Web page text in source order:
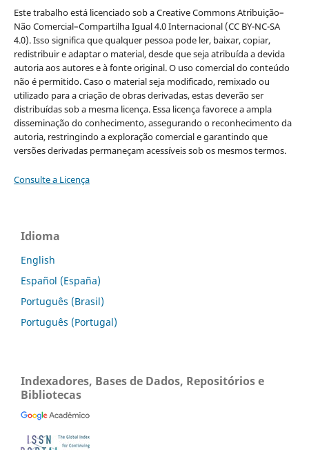
Este trabalho está licenciado sob a Creative Commons Atribuição–
Não Comercial–Compartilha Igual 4.0 Internacional (CC BY-NC-SA
4.0). Isso significa que qualquer pessoa pode ler, baixar, copiar,
redistribuir e adaptar o material, desde que seja atribuída a devida
autoria aos autores e à fonte original. O uso comercial do conteúdo
não é permitido. Caso o material seja modificado, remixado ou
utilizado para a criação de obras derivadas, estas deverão ser
distribuídas sob a mesma licença. Essa licença favorece a ampla
disseminação do conhecimento, assegurando o reconhecimento da
autoria, restringindo a exploração comercial e garantindo que
versões derivadas permaneçam acessíveis sob os mesmos termos.
Consulte a Licença
Idioma
English
Español (España)
Português (Brasil)
Português (Portugal)
Indexadores, Bases de Dados, Repositórios e
Bibliotecas